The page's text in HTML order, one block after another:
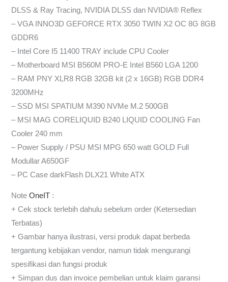
DLSS & Ray Tracing, NVIDIA DLSS dan NVIDIA® Reflex
– VGA INNO3D GEFORCE RTX 3050 TWIN X2 OC 8G 8GB
GDDR6
– Intel Core I5 11400 TRAY include CPU Cooler
– Motherboard MSI B560M PRO-E Intel B560 LGA 1200
– RAM PNY XLR8 RGB 32GB kit (2 x 16GB) RGB DDR4
3200MHz
– SSD MSI SPATIUM M390 NVMe M.2 500GB
– MSI MAG CORELIQUID B240 LIQUID COOLING Fan
Cooler 240 mm
– Power Supply / PSU MSI MPG 650 watt GOLD Full
Modullar A650GF
– PC Case darkFlash DLX21 White ATX
NoteOneIT :
+ Cek stock terlebih dahulu sebelum order (Ketersedian
Terbatas)
+ Gambar hanya ilustrasi, versi produk dapat berbeda
tergantung kebijakan vendor, namun tidak mengurangi
spesifikasi dan fungsi produk
+ Simpan dus dan invoice pembelian untuk klaim garansi